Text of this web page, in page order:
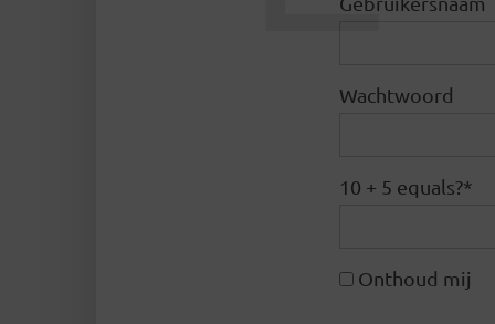
Wachtwoord
10 + 5 equals?*
Onthoud mij